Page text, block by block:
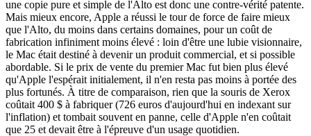
une copie pure et simple de l'Alto est donc une contre-vérité patente.
Mais mieux encore, Apple a réussi le tour de force de faire mieux
que l'Alto, du moins dans certains domaines, pour un coût de
fabrication infiniment moins élevé : loin d'être une lubie visionnaire,
le Mac était destiné à devenir un produit commercial, et si possible
abordable. Si le prix de vente du premier Mac fut bien plus élevé
qu'Apple l'espérait initialement, il n'en resta pas moins à portée des
plus fortunés. À titre de comparaison, rien que la souris de Xerox
coûtait 400 $ à fabriquer (726 euros d'aujourd'hui en indexant sur
l'inflation) et tombait souvent en panne, celle d'Apple n'en coûtait
que 25 et devait être à l'épreuve d'un usage quotidien.